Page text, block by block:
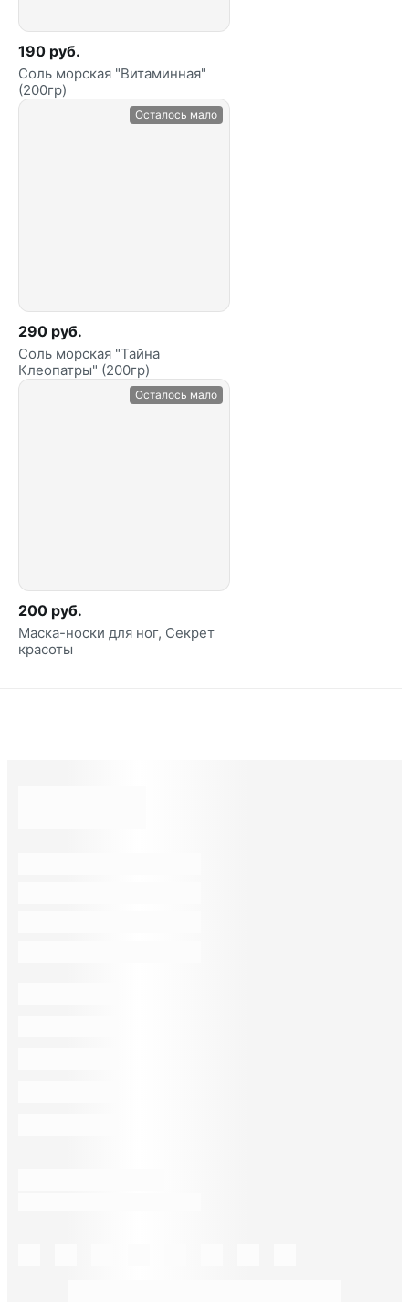
190 руб.
Соль морская "Витаминная"
(200гр)
Осталось мало
290 руб.
Соль морская "Тайна
Клеопатры" (200гр)
Осталось мало
200 руб.
Маска-носки для ног, Секрет
красоты